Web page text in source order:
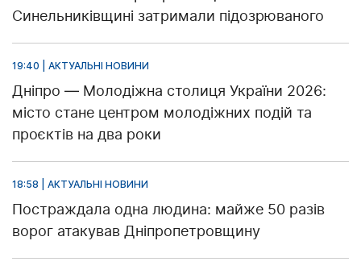
Синельниківщині затримали підозрюваного
19:40 | АКТУАЛЬНІ НОВИНИ
Дніпро — Молодіжна столиця України 2026:
місто стане центром молодіжних подій та
проєктів на два роки
18:58 | АКТУАЛЬНІ НОВИНИ
Постраждала одна людина: майже 50 разів
ворог атакував Дніпропетровщину